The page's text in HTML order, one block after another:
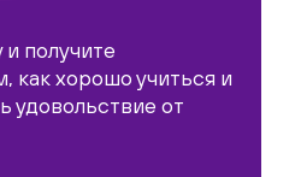
получите
как хорошо учиться и
удовольствие от